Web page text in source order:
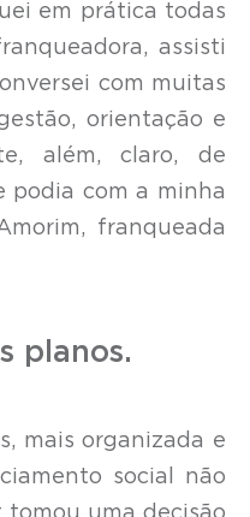
em prática todas
assisti
com muitas
orientação e
além, claro, de
podia com a minha
franqueada
planos.
mais organizada e
social não